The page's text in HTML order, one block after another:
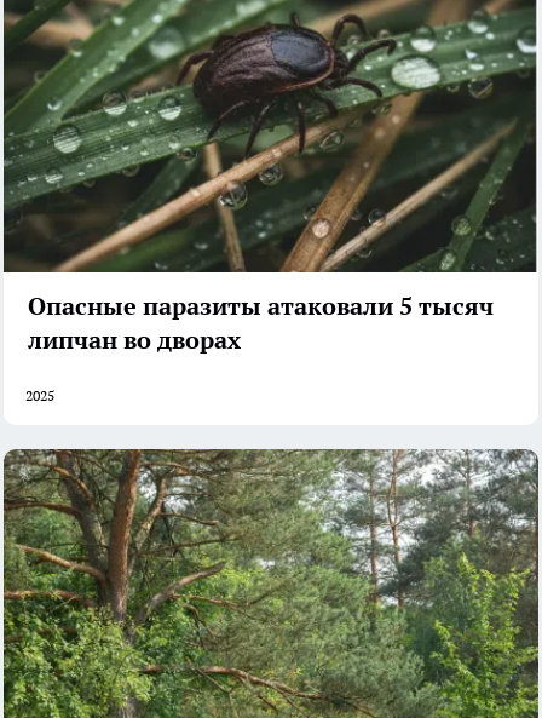
Опасные паразиты атаковали 5 тысяч
липчан во дворах
2025